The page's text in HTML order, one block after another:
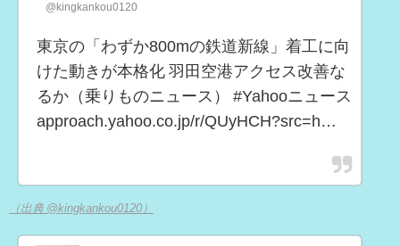
@kingkankou0120
東京の「わずか800mの鉄道新線」着工に向
けた動きが本格化 羽田空港アクセス改善な
るか（乗りものニュース） #Yahooニュース
approach.yahoo.co.jp/r/QUyHCH?src=h…
（出典 @kingkankou0120）